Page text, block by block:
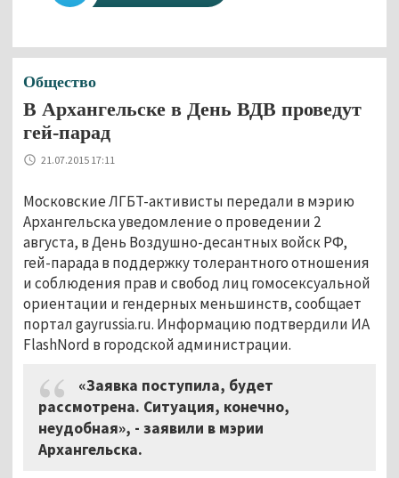
Общество
В Архангельске в День ВДВ проведут
гей-парад
21.07.2015 17:11
Московские ЛГБТ-активисты передали в мэрию
Архангельска уведомление о проведении 2
августа, в День Воздушно-десантных войск РФ,
гей-парада в поддержку толерантного отношения
и соблюдения прав и свобод лиц гомосексуальной
ориентации и гендерных меньшинств, сообщает
портал gayrussia.ru. Информацию подтвердили ИА
FlashNord в городской администрации.
«Заявка поступила, будет
рассмотрена. Ситуация, конечно,
неудобная», - заявили в мэрии
Архангельска.